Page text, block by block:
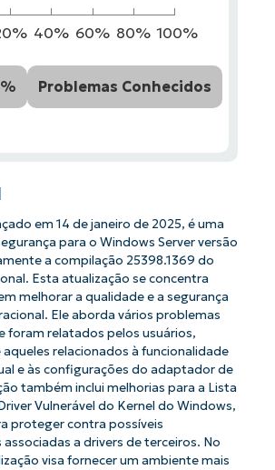
40% 60% 80% 100%
Problemas Conhecidos
em 14 de janeiro de 2025, é uma
para o Windows Server versão
a compilação 25398.1369 do
Esta atualização se concentra
melhorar a qualidade e a segurança
Ele aborda vários problemas
foram relatados pelos usuários,
relacionados à funcionalidade
e às configurações do adaptador de
também inclui melhorias para a Lista
Vulnerável do Kernel do Windows,
proteger contra possíveis
a drivers de terceiros. No
visa fornecer um ambiente mais